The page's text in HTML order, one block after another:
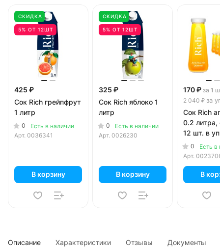
СКИДКА
5% ОТ 12ШТ
425 ₽
Сок Rich грейпфрут
1 литр
0
Есть в наличии
Арт. 0036341
В корзину
СКИДКА
5% ОТ 12ШТ
325 ₽
Сок Rich яблоко 1
литр
0
Есть в наличии
Арт. 0026230
В корзину
170 ₽ за 1
2 040 ₽ за
Сок Rich
0.2 литра,
12 шт. в
0
Есть в
Арт.
В
Описание Характеристики Отзывы Документы